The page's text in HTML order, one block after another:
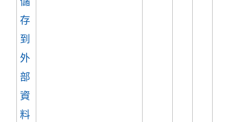
存
到
外
部
資
料